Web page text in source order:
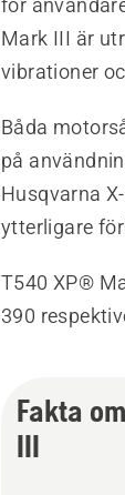
för
Mark III är
vibrationer
Båda
på
Husqvarna
ytterligare
T540 XP®
390
Fakta
III